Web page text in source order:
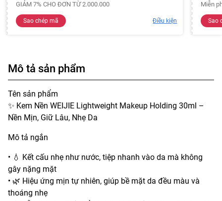
GIẢM 7% CHO ĐƠN TỪ 2.000.000
Sao chép mã Điều kiện
Miễn
Sao
Mô tả sản phẩm
Tên sản phẩm
✨ Kem Nền WEIJIE Lightweight Makeup Holding 30ml –
Nền Mịn, Giữ Lâu, Nhẹ Da
Mô tả ngắn
• 💧 Kết cấu nhẹ như nước, tiệp nhanh vào da mà không
gây nặng mặt
• 🌿 Hiệu ứng mịn tự nhiên, giúp bề mặt da đều màu và
thoáng nhẹ